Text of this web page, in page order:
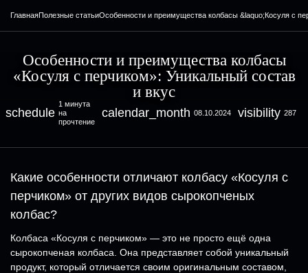
ГлавнаяПолезные статьиОсобенности и преимущества колбасы &laquo;Косуля с
Особенности и преимущества колбасы
«Косуля с перчиком»: Уникальный состав
и вкус
schedule
1 минута
на
прочтение
calendar_month 08.10.2024 visibility 287
Какие особенности отличают колбасу «Косуля с
перчиком» от других видов сырокопченых
колбас?
Колбаса «Косуля с перчиком» — это не просто ещё одна
сырокопченая колбаса. Она представляет собой уникальный
продукт, который отличается своим оригинальным составом,